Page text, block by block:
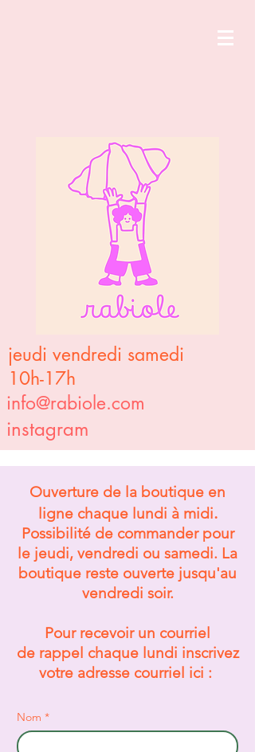
jeudi vendredi samedi
10h-17h
info@rabiole.com
instagram
Ouverture de la boutique en
ligne chaque lundi à midi.
Possibilité de commander pour
le jeudi, vendredi ou samedi. La
boutique reste ouverte jusqu'au
vendredi soir.
Pour recevoir un courriel
de rappel chaque lundi inscrivez
votre adresse courriel ici :
Nom *